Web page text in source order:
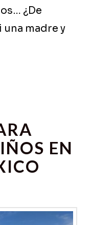
¿De
madre y
EN